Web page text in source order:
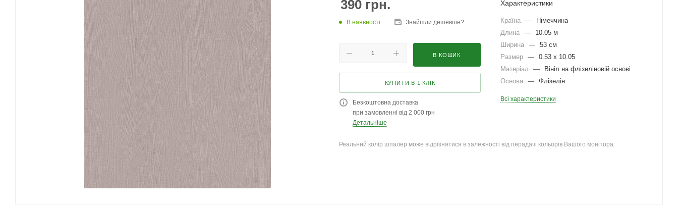
390 грн.
В наявності Знайшли дешевше?
В КОШИК
КУПИТИ В 1 КЛІК
Безкоштовна доставка
при замовленні від 2 000 грн
Детальніше
Характеристики
Країна —
Німеччина
Длина —
10.05 м
Ширина — 53 см
Размер — 0.53 x 10.05
Матеріал
—
Вініл на флізеліновій основі
Основа — Флізелін
Всі характеристики
Реальний колір шпалер може відрізнятися в залежності від перадачі кольорів Вашого монітора